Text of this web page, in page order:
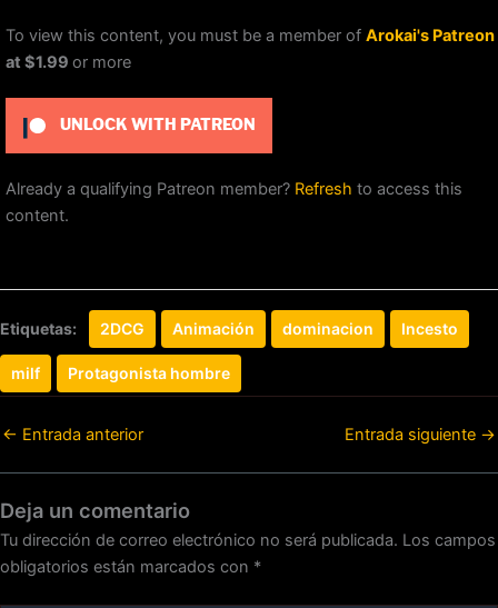
To view this content, you must be a member of Arokai's Patreon
at $1.99 or more
UNLOCK WITH PATREON
Already a qualifying Patreon member? Refresh to access this
content.
Etiquetas: 2DCG Animación dominacion Incesto
milf Protagonista hombre
← Entrada anterior Entrada siguiente →
Deja un comentario
Tu dirección de correo electrónico no será publicada. Los campos
obligatorios están marcados con *